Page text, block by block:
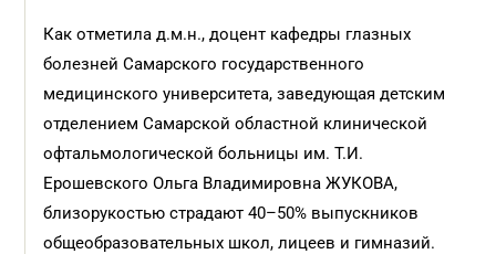
Как отметила д.м.н., доцент кафедры глазных
болезней Самарского государственного
медицинского университета, заведующая детским
отделением Самарской областной клинической
офтальмологической больницы им. Т.И.
Ерошевского Ольга Владимировна ЖУКОВА,
близорукостью страдают 40–50% выпускников
общеобразовательных школ, лицеев и гимназий.